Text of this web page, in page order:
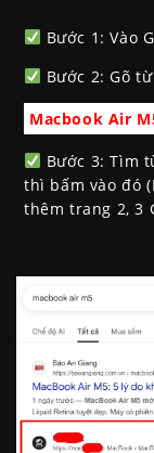
Bước 1: Vào
Bước 2: Gõ
Macbook Air
Bước 3: Tìm
thì bấm vào đó
thêm trang 2, 3